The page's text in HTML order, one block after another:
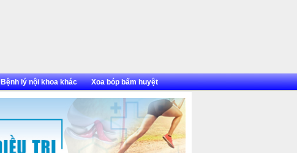
Bệnh lý nội khoa khác Xoa bóp bấm huyệt